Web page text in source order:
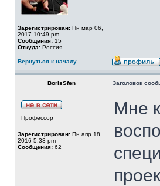
Зарегистрирован: Пн мар 06,
2017 10:49 pm
Сообщения: 15
Откуда: Россия
Вернуться к началу
BorisSfen Заголовок
Профессор
Зарегистрирован: Пн апр 18,
2016 5:33 pm
Сообщения: 62
Мне